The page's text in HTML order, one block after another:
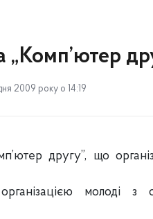
„Комп’ютер
2009 року о 14:19
другу”, що
молоді з